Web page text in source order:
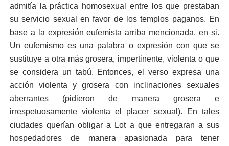
admitía la práctica homosexual entre los que prestaban
su servicio sexual en favor de los templos paganos. En
base a la expresión eufemista arriba mencionada, en si.
Un eufemismo es una palabra o expresión con que se
sustituye a otra más grosera, impertinente, violenta o que
se considera un tabú. Entonces, el verso expresa una
acción violenta y grosera con inclinaciones sexuales
aberrantes (pidieron de manera grosera e
irrespetuosamente violenta el placer sexual). En tales
ciudades querían obligar a Lot a que entregaran a sus
hospedadores de manera apasionada para tener